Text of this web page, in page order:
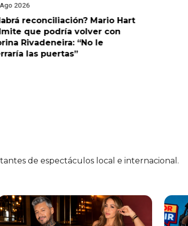
2026
reconciliación? Mario Hart
que podría volver con
Rivadeneira: “No le
las puertas”
de espectáculos local e internacional.